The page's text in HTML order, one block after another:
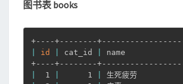
图书表 books
id cat_id
  1
      1
生死